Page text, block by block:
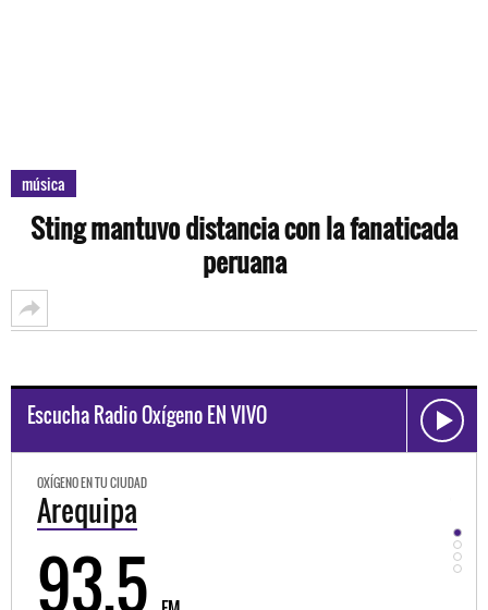
música
Sting mantuvo distancia con la fanaticada
peruana
Escucha Radio Oxígeno EN VIVO
OXÍGENO EN TU CIUDAD
Trujillo
98.3